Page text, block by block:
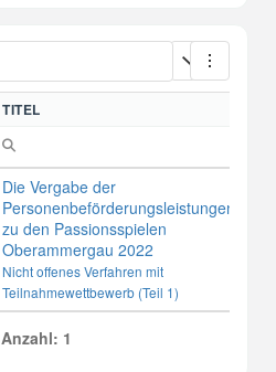
TITEL
Die Vergabe der
Personenbeförderungsleistungen
zu den Passionsspielen
Oberammergau 2022
Nicht offenes Verfahren mit
Teilnahmewettbewerb (Teil 1)
Anzahl: 1